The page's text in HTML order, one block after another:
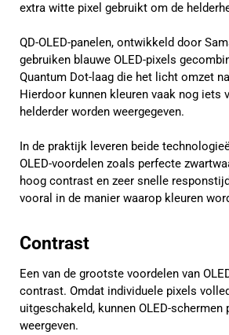
extra witte pixel gebruikt om de
QD-OLED-panelen, ontwikkeld door
gebruiken blauwe OLED-pixels
Quantum Dot-laag die het licht omzet
Hierdoor kunnen kleuren vaak nog iets
helderder worden weergegeven.
In de praktijk leveren beide
OLED-voordelen zoals perfecte
hoog contrast en zeer snelle
vooral in de manier waarop kleuren
Contrast
Een van de grootste voordelen van
contrast. Omdat individuele pixels
uitgeschakeld, kunnen OLED-schermen
weergeven.